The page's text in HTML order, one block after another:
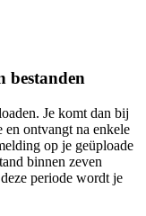
bestanden
Je komt dan bij
en ontvangt na enkele
op je geüploade
binnen zeven
periode wordt je